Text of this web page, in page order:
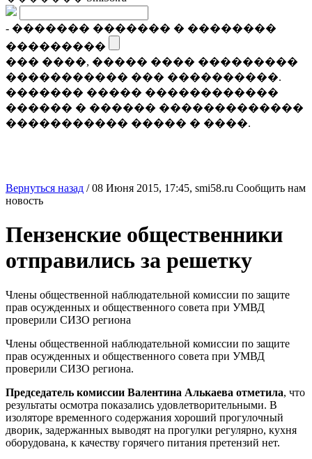
- ������� ������� � ��������
���������
��� ����, ����� ���� ���������
����������� ��� ����������.
������� ����� ������������
������ � ������ �������������
����������� ����� � ����.
Вернуться назад /08 Июня 2015, 17:45, smi58.ru Сообщить нам
новость
Пензенские общественники
отправились за решетку
Члены общественной наблюдательной комиссии по защите
прав осужденных и общественного совета при УМВД
проверили СИЗО региона
Члены общественной наблюдательной комиссии по защите
прав осужденных и общественного совета при УМВД
проверили СИЗО региона.
Председатель комиссии Валентина Алькаева отметила, что
результаты осмотра показались удовлетворительными. В
изоляторе временного содержания хороший прогулочный
дворик, задержанных выводят на прогулки регулярно, кухня
оборудована, к качеству горячего питания претензий нет.